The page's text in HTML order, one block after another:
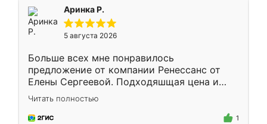
Аринка Р.
5 августа 2026
Больше всех мне понравилось
предложение от компании Ренессанс от
Елены Сергеевой. Подходяшщая цена и
короткие сроки изготовления. Приехавший
для замера сотрудник Владислав
предложил по моему эскизу самый
Читать полностью
1